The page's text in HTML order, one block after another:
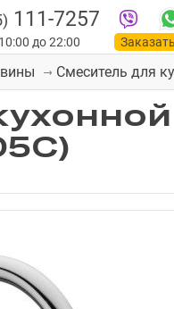
111-7257
до 22:00
Смеситель для